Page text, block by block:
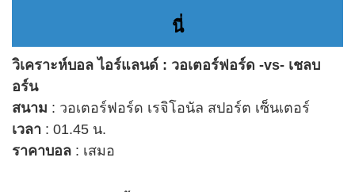
นี่
วิเคราะห์บอล ไอร์แลนด์ : วอเตอร์ฟอร์ด -vs- เชลบ
อร์น
สนาม : วอเตอร์ฟอร์ด เรจิโอนัล สปอร์ต เซ็นเตอร์
เวลา : 01.45 น.
ราคาบอล : เสมอ